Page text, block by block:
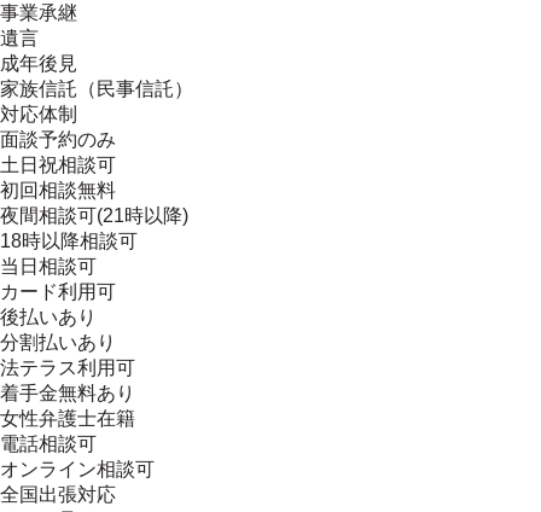
事業承継
遺言
成年後見
家族信託（民事信託）
対応体制
面談予約のみ
土日祝相談可
初回相談無料
夜間相談可(21時以降)
18時以降相談可
当日相談可
カード利用可
後払いあり
分割払いあり
法テラス利用可
着手金無料あり
女性弁護士在籍
電話相談可
オンライン相談可
全国出張対応